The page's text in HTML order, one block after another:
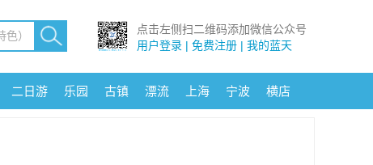
点击左侧扫二维码添加微信公众号
用户登录 | 免费注册 | 我的蓝天
二日游 乐园 古镇 漂流 上海 宁波 横店